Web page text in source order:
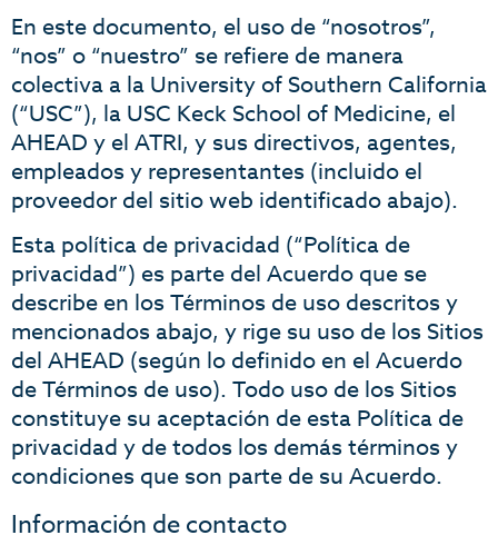
En este documento, el uso de “nosotros”,
“nos” o “nuestro” se refiere de manera
colectiva a la University of Southern California
(“USC”), la USC Keck School of Medicine, el
AHEAD y el ATRI, y sus directivos, agentes,
empleados y representantes (incluido el
proveedor del sitio web identificado abajo).
Esta política de privacidad (“Política de
privacidad”) es parte del Acuerdo que se
describe en los Términos de uso descritos y
mencionados abajo, y rige su uso de los Sitios
del AHEAD (según lo definido en el Acuerdo
de Términos de uso). Todo uso de los Sitios
constituye su aceptación de esta Política de
privacidad y de todos los demás términos y
condiciones que son parte de su Acuerdo.
Información de contacto